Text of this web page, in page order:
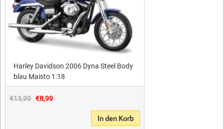
Harley Davidson 2006 Dyna Steel Body
blau Maisto 1:18
€13,99 €8,99
In den Korb